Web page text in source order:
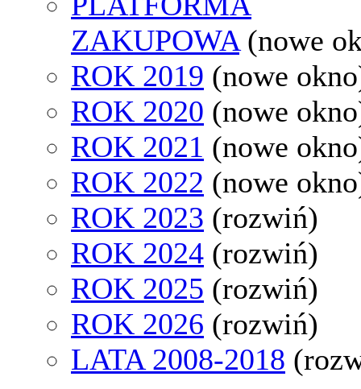
ZAKUPOWA (nowe
ROK 2019 (nowe
ROK 2020 (nowe
ROK 2021 (nowe
ROK 2022 (nowe
ROK 2023 (rozwiń)
ROK 2024 (rozwiń)
ROK 2025 (rozwiń)
ROK 2026 (rozwiń)
LATA 2008-2018